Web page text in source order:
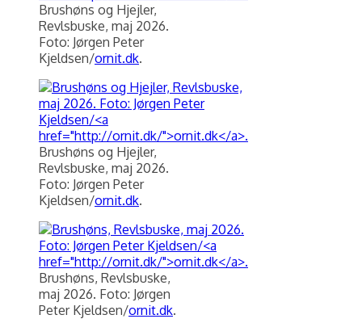
Brushøns og Hjejler,
Revlsbuske, maj 2026.
Foto: Jørgen Peter
Kjeldsen/ornit.dk.
Brushøns og Hjejler,
Revlsbuske, maj 2026.
Foto: Jørgen Peter
Kjeldsen/ornit.dk.
Brushøns, Revlsbuske,
maj 2026. Foto: Jørgen
Peter Kjeldsen/ornit.dk.